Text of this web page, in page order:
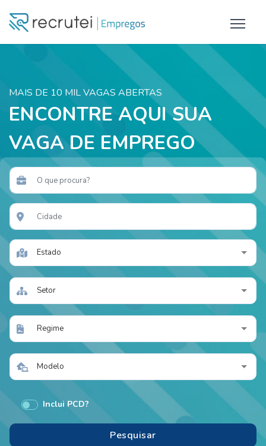
MAIS DE 10 MIL VAGAS ABERTAS
ENCONTRE AQUI SUA
VAGA DE EMPREGO
Estado
Setor
Regime
Modelo
Inclui PCD?